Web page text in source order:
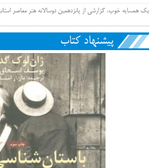
یک همسایه خوب، گزارشی از پانزدهمین دوسالانه هنر معاصر
پیشنهاد کتاب